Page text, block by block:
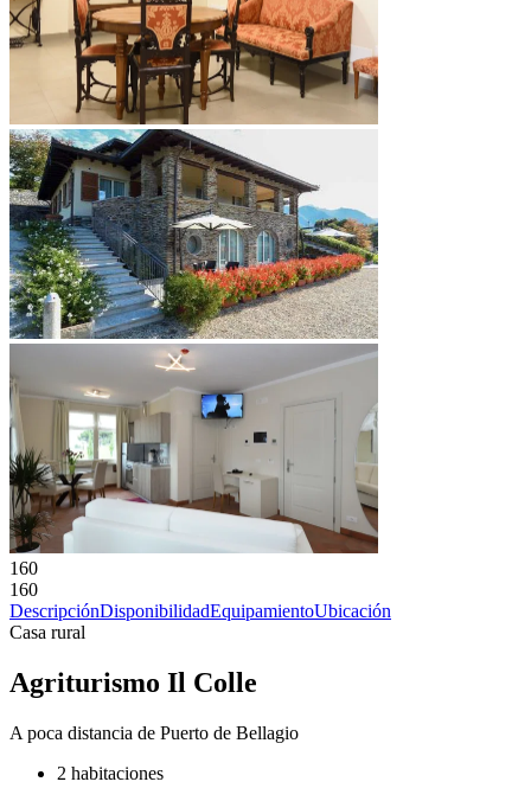
160
160
DescripciónDisponibilidadEquipamientoUbicación
Casa rural
Agriturismo Il Colle
A poca distancia de Puerto de Bellagio
2 habitaciones